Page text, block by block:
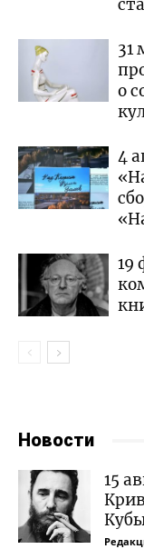
31
о
4
19
Новости
15